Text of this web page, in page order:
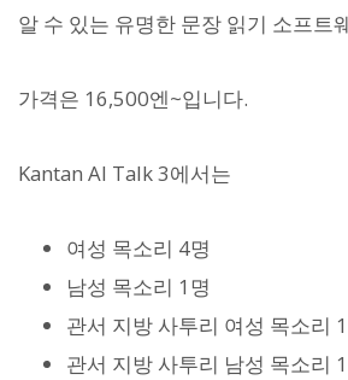
알 수 있는 유명한 문장 읽기 소프트
가격은 16,500엔~입니다.
Kantan AI Talk 3에서는
여성 목소리 4명
남성 목소리 1명
관서 지방 사투리 여성 목소리
관서 지방 사투리 남성 목소리